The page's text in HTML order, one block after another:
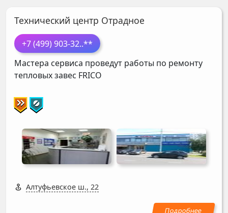
Технический центр Отрадное
+7 (499) 903-32..**
Мастера сервиса проведут работы по ремонту
тепловых завес FRICO
Алтуфьевское ш., 22